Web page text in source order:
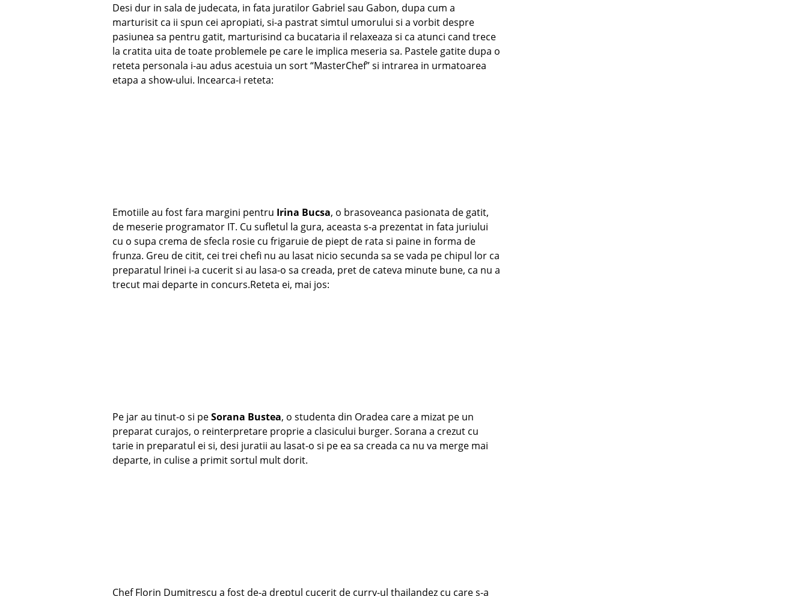
Desi dur in sala de judecata, in fata juratilor Gabriel sau Gabon, dupa cum a
marturisit ca ii spun cei apropiati, si-a pastrat simtul umorului si a vorbit despre
pasiunea sa pentru gatit, marturisind ca bucataria il relaxeaza si ca atunci cand trece
la cratita uita de toate problemele pe care le implica meseria sa. Pastele gatite dupa o
reteta personala i-au adus acestuia un sort “MasterChef” si intrarea in urmatoarea
etapa a show-ului. Incearca-i reteta:
Emotiile au fost fara margini pentru Irina Bucsa, o brasoveanca pasionata de gatit,
de meserie programator IT. Cu sufletul la gura, aceasta s-a prezentat in fata juriului
cu o supa crema de sfecla rosie cu frigaruie de piept de rata si paine in forma de
frunza. Greu de citit, cei trei chefi nu au lasat nicio secunda sa se vada pe chipul lor ca
preparatul Irinei i-a cucerit si au lasa-o sa creada, pret de cateva minute bune, ca nu a
trecut mai departe in concurs.Reteta ei, mai jos:
Pe jar au tinut-o si peSorana Bustea, o studenta din Oradea care a mizat pe un
preparat curajos, o reinterpretare proprie a clasicului burger. Sorana a crezut cu
tarie in preparatul ei si, desi juratii au lasat-o si pe ea sa creada ca nu va merge mai
departe, in culise a primit sortul mult dorit.
Chef Florin Dumitrescu a fost de-a dreptul cucerit de curry-ul thailandez cu care s-a